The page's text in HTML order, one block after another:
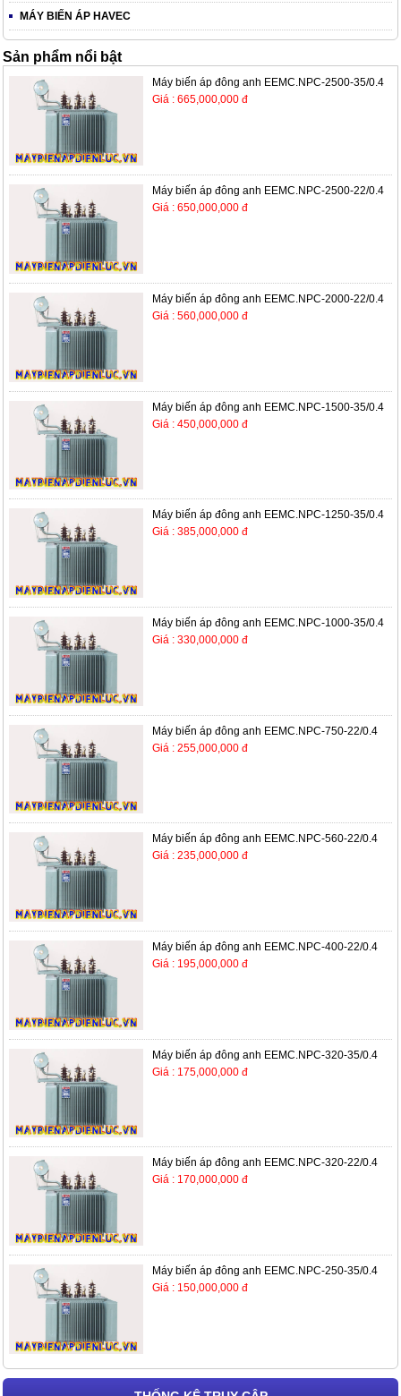
MÁY BIẾN ÁP HAVEC
Sản phẩm nổi bật
Máy biến áp đông anh EEMC.NPC-2500-35/0.4
Giá : 665,000,000 đ
Máy biến áp đông anh EEMC.NPC-2500-22/0.4
Giá : 650,000,000 đ
Máy biến áp đông anh EEMC.NPC-2000-22/0.4
Giá : 560,000,000 đ
Máy biến áp đông anh EEMC.NPC-1500-35/0.4
Giá : 450,000,000 đ
Máy biến áp đông anh EEMC.NPC-1250-35/0.4
Giá : 385,000,000 đ
Máy biến áp đông anh EEMC.NPC-1000-35/0.4
Giá : 330,000,000 đ
Máy biến áp đông anh EEMC.NPC-750-22/0.4
Giá : 255,000,000 đ
Máy biến áp đông anh EEMC.NPC-560-22/0.4
Giá : 235,000,000 đ
Máy biến áp đông anh EEMC.NPC-400-22/0.4
Giá : 195,000,000 đ
Máy biến áp đông anh EEMC.NPC-320-35/0.4
Giá : 175,000,000 đ
Máy biến áp đông anh EEMC.NPC-320-22/0.4
Giá : 170,000,000 đ
Máy biến áp đông anh EEMC.NPC-250-35/0.4
Giá : 150,000,000 đ